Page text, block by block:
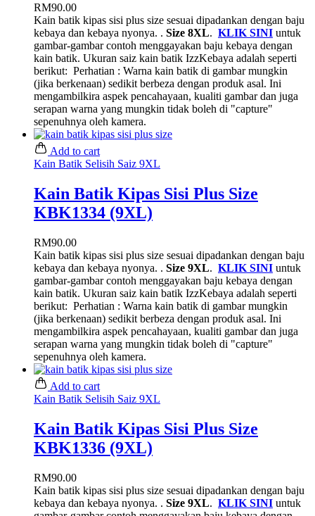
RM90.00
Kain batik kipas sisi plus size sesuai dipadankan dengan baju
kebaya dan kebaya nyonya. . Size 8XL. KLIK SINI untuk
gambar-gambar contoh menggayakan baju kebaya dengan
kain batik. Ukuran saiz kain batik IzzKebaya adalah seperti
berikut: Perhatian : Warna kain batik di gambar mungkin
(jika berkenaan) sedikit berbeza dengan produk asal. Ini
mengambilkira aspek pencahayaan, kualiti gambar dan juga
serapan warna yang mungkin tidak boleh di "capture"
sepenuhnya oleh kamera.
Add to cart
Kain Batik Selisih Saiz 9XL
Kain Batik Kipas Sisi Plus Size
KBK1334 (9XL)
RM90.00
Kain batik kipas sisi plus size sesuai dipadankan dengan baju
kebaya dan kebaya nyonya. . Size 9XL. KLIK SINI untuk
gambar-gambar contoh menggayakan baju kebaya dengan
kain batik. Ukuran saiz kain batik IzzKebaya adalah seperti
berikut: Perhatian : Warna kain batik di gambar mungkin
(jika berkenaan) sedikit berbeza dengan produk asal. Ini
mengambilkira aspek pencahayaan, kualiti gambar dan juga
serapan warna yang mungkin tidak boleh di "capture"
sepenuhnya oleh kamera.
Add to cart
Kain Batik Selisih Saiz 9XL
Kain Batik Kipas Sisi Plus Size
KBK1336 (9XL)
RM90.00
Kain batik kipas sisi plus size sesuai dipadankan dengan baju
kebaya dan kebaya nyonya. . Size 9XL. KLIK SINI untuk